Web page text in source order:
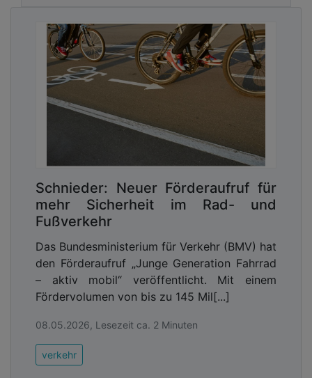
der Vision Zero im Straßenverkehr und beim
Hochlauf der Elektromobilität eher düster aus.
Insgesamt bleibt viel zu tun, um die
verkehrspolitischen Vorhaben aus dem
Koalitionsvertrag umzusetzen (hier geht es zu den
ausführlichen Ergebnissen und Bewertungen des
Ampel-Checks).
Die Umsetzung der im Koalitionsvertrag
versprochenen Maßnahmen für den
Schienenverkehr in Deutschland bewerten die drei
Verbände insgesamt mit der Note 3. Positiv
schneiden vor allem das Deutschlandticket, die
massiv aufgestockten Schieneninvestitionen sowie
die veränderte Einnahmenverteilung der Lkw-Maut
ab, von der die Verkehrswende profitiert. Schlecht
und die Elektrifizierung der Schiene – in beiden
Fällen geht es kaum voran (zweimal Note 5).
Schnieder: Neuer Förderaufruf für
mehr Sicherheit im Rad- und
Fußverkehr
Das Bundesministerium für Verkehr (BMV) hat
den Förderaufruf „Junge Generation Fahrrad
– aktiv mobil“ veröffentlicht. Mit einem
Fördervolumen von bis zu 145 Mil[...]
08.05.2026, Lesezeit ca. 2 Minuten
verkehr